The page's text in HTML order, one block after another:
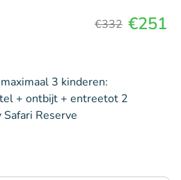
€332 €251
3 kinderen:
+ ontbijt + entreetot 2
Reserve